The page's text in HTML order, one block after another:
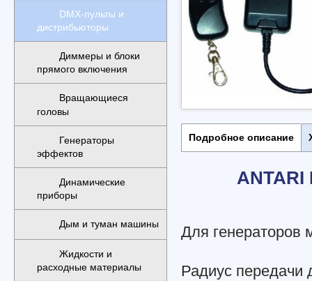
DMX-пульты и
дистрибьюторы
Диммеры и блоки
прямого включения
Вращающиеся
головы
Генераторы
эффектов
Динамические
приборы
Дым и туман машины
Жидкости и
расходные материалы
Подробное описание
Для генераторов
Радиус передачи